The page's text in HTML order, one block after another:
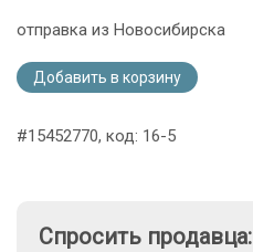
отправка из Новосибирска
Добавить в корзину
#15452770, код: 16-5
Спросить продавца: